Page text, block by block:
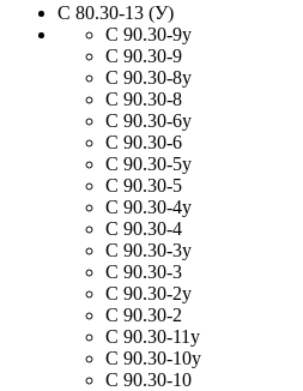
С 80.30-13 (У)
С 90.30-9у
С 90.30-9
С 90.30-8у
С 90.30-8
С 90.30-6у
С 90.30-6
С 90.30-5у
С 90.30-5
С 90.30-4у
С 90.30-4
С 90.30-3у
С 90.30-3
С 90.30-2у
С 90.30-2
С 90.30-11у
С 90.30-10у
С 90.30-10